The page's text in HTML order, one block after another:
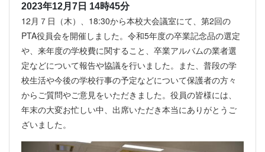
2023年12月7日 14時45分
12月７日（木）、18:30から本校大会議室にて、第2回の
PTA役員会を開催しました。令和5年度の卒業記念品の選定
や、来年度の学校費に関すること、卒業アルバムの業者選
定などについて報告や協議を行いました。また、普段の学
校生活や今後の学校行事の予定などについて保護者の方々
からご質問やご意見をいただきました。役員の皆様には、
年末の大変お忙しい中、出席いただき本当にありがとうご
ざいました。